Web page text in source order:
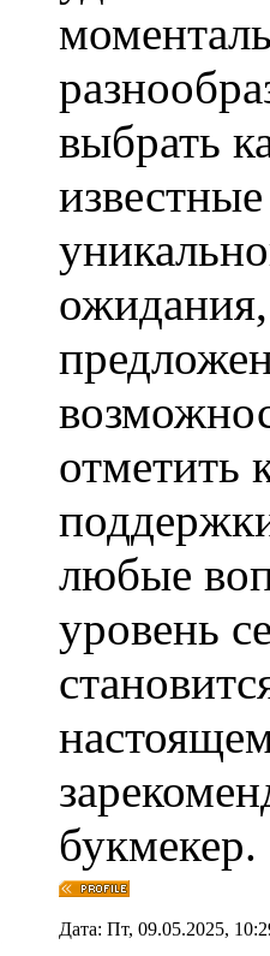
выбрать
отметить
любые
уровень
букмекер.
Дата: Пт, 09.05.2025,